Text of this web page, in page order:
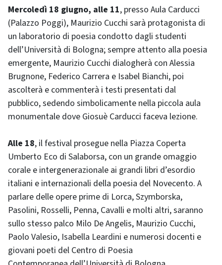
Mercoledì 18 giugno, alle 11, presso Aula Carducci
(Palazzo Poggi), Maurizio Cucchi sarà protagonista di
un laboratorio di poesia condotto dagli studenti
dell’Università di Bologna; sempre attento alla poesia
emergente, Maurizio Cucchi dialogherà con Alessia
Brugnone, Federico Carrera e Isabel Bianchi, poi
ascolterà e commenterà i testi presentati dal
pubblico, sedendo simbolicamente nella piccola aula
monumentale dove Giosuè Carducci faceva lezione.
Alle 18, il festival prosegue nella Piazza Coperta
Umberto Eco di Salaborsa, con un grande omaggio
corale e intergenerazionale ai grandi libri d’esordio
italiani e internazionali della poesia del Novecento. A
parlare delle opere prime di Lorca, Szymborska,
Pasolini, Rosselli, Penna, Cavalli e molti altri, saranno
sullo stesso palco Milo De Angelis, Maurizio Cucchi,
Paolo Valesio, Isabella Leardini e numerosi docenti e
giovani poeti del Centro di Poesia